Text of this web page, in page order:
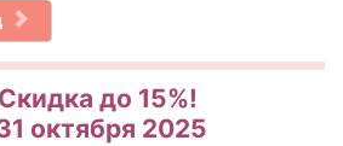
до 15%!
октября 2025